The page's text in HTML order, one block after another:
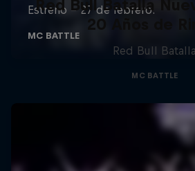
Red Bull Batalla
20 Años de
Red Bull Batalla
MC BATTLE